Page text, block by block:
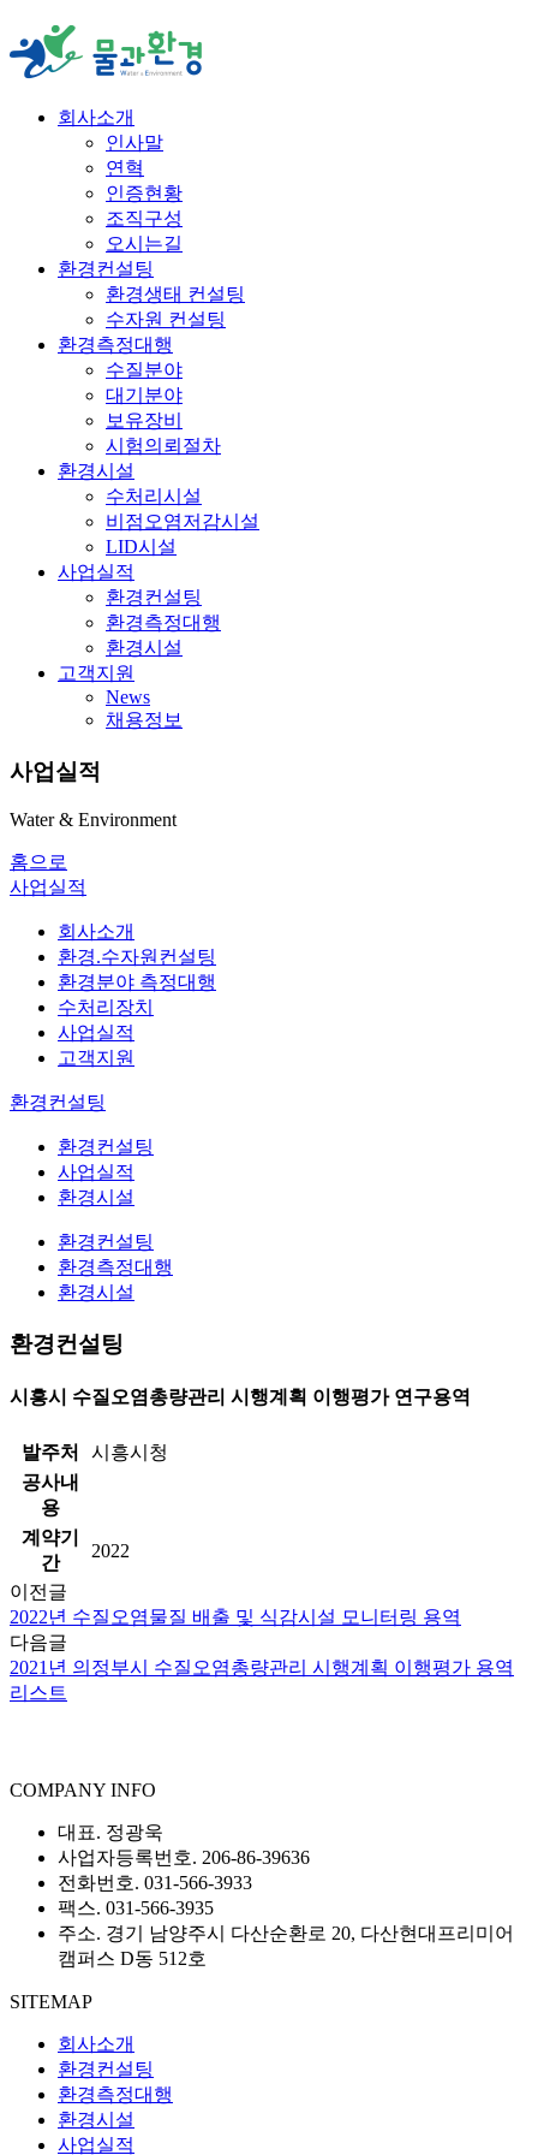
회사소개
인사말
연혁
인증현황
조직구성
오시는길
환경컨설팅
환경생태 컨설팅
수자원 컨설팅
환경측정대행
수질분야
대기분야
보유장비
시험의뢰절차
환경시설
수처리시설
비점오염저감시설
LID시설
사업실적
환경컨설팅
환경측정대행
환경시설
고객지원
News
채용정보
사업실적
Water & Environment
홈으로
사업실적
회사소개
환경.수자원컨설팅
환경분야 측정대행
수처리장치
사업실적
고객지원
환경컨설팅
환경컨설팅
사업실적
환경시설
환경컨설팅
환경측정대행
환경시설
환경컨설팅
시흥시 수질오염총량관리 시행계획 이행평가 연구용역
발주처
시흥시청
공사내
용
계약기
간
2022
이전글
2022년 수질오염물질 배출 및 식감시설 모니터링 용역
다음글
2021년 의정부시 수질오염총량관리 시행계획 이행평가 용역
리스트
COMPANY INFO
대표. 정광욱
사업자등록번호. 206-86-39636
전화번호. 031-566-3933
팩스. 031-566-3935
주소. 경기 남양주시 다산순환로 20, 다산현대프리미어
캠퍼스 D동 512호
SITEMAP
회사소개
환경컨설팅
환경측정대행
환경시설
사업실적